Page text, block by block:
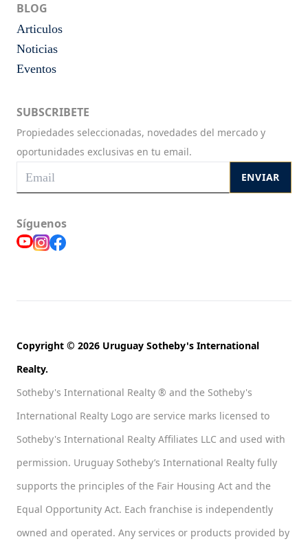
BLOG
Articulos
Noticias
Eventos
SUBSCRIBETE
Propiedades seleccionadas, novedades del mercado y
oportunidades exclusivas en tu email.
ENVIAR
Síguenos
Copyright © 2026 Uruguay Sotheby's International
Realty.
Sotheby's International Realty ® and the Sotheby's
International Realty Logo are service marks licensed to
Sotheby's International Realty Affiliates LLC and used with
permission. Uruguay Sotheby’s International Realty fully
supports the principles of the Fair Housing Act and the
Equal Opportunity Act. Each franchise is independently
owned and operated. Any services or products provided by